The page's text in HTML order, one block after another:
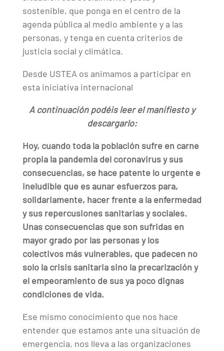
sostenible, que ponga en el centro de la
agenda pública al medio ambiente y a las
personas, y tenga en cuenta criterios de
justicia social y climática.
Desde USTEA os animamos a participar en
esta iniciativa internacional
A continuación podéis leer el manifiesto y
descargarlo:
Hoy, cuando toda la población sufre en carne
propia la pandemia del coronavirus y sus
consecuencias, se hace patente lo urgente e
ineludible que es aunar esfuerzos para,
solidariamente, hacer frente a la enfermedad
y sus repercusiones sanitarias y sociales.
Unas consecuencias que son sufridas en
mayor grado por las personas y los
colectivos más vulnerables, que padecen no
solo la crisis sanitaria sino la precarización y
el empeoramiento de sus ya poco dignas
condiciones de vida.
Ese mismo conocimiento que nos hace
entender que estamos ante una situación de
emergencia, nos lleva a las organizaciones